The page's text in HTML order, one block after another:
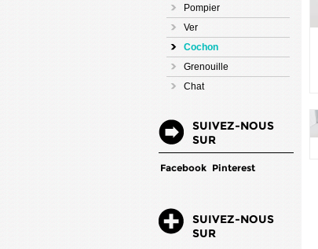
Pompier
Ver
Cochon
Grenouille
Chat
SUIVEZ-NOUS
SUR
Facebook Pinterest
SUIVEZ-NOUS
SUR